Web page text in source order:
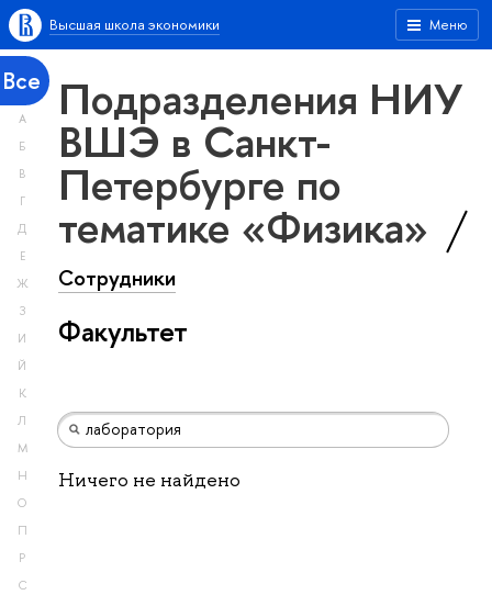
Меню
Высшая школа экономики
Все
А
Б
В
Г
Д
Е
Ж
З
И
Й
К
Л
М
Н
О
П
Р
С
Подразделения НИУ
ВШЭ в Санкт-
Петербурге по
тематике «Физика»
Сотрудники
Факультет
Ничего не найдено